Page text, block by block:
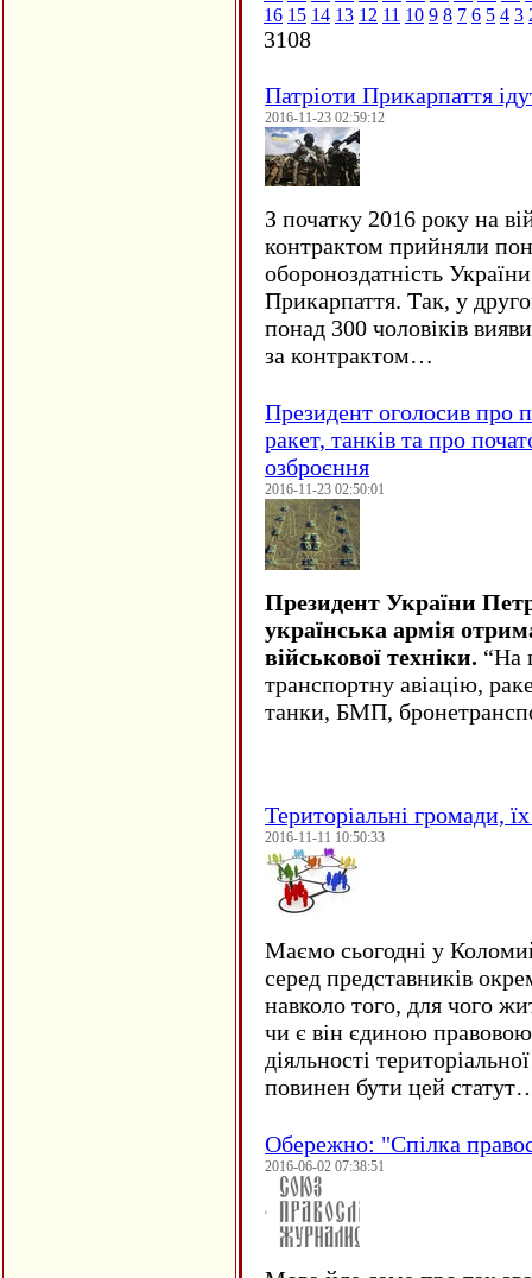
16 15 14 13 12 11 10 9 8 7 6 5 4 3
3108
Патріоти Прикарпаття
2016-11-23 02:59:12
З початку 2016 року на
контрактом прийняли
обороноздатність
Прикарпаття. Так, у
понад 300 чоловіків
за контрактом…
Президент оголосив про
ракет, танків та про
озброєння
2016-11-23 02:50:01
Президент України
українська армія
військової техніки. “На
транспортну авіацію,
танки, БМП,
Територіальні громади,
2016-11-11 10:50:33
Маємо сьогодні у
серед представників
навколо того, для чого
чи є він єдиною
діяльності
повинен бути цей
Обережно: "Спілка
2016-06-02 07:38:51